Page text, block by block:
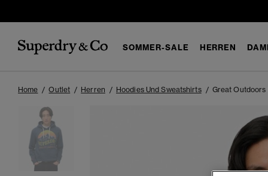
SOMMER-SALE HERREN
Home Outlet Herren Hoodies Und Sweatshirts Great